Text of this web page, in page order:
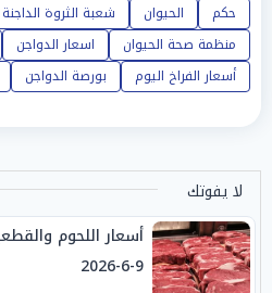
حكم
الحيوان شعبة الثروة الداجنة
منظمة صحة الحيوان
اسعار الدواجن
أسعار الفراخ اليوم
بورصة الدواجن
لا يفوتك
أسعار اللحوم
9-6-2026